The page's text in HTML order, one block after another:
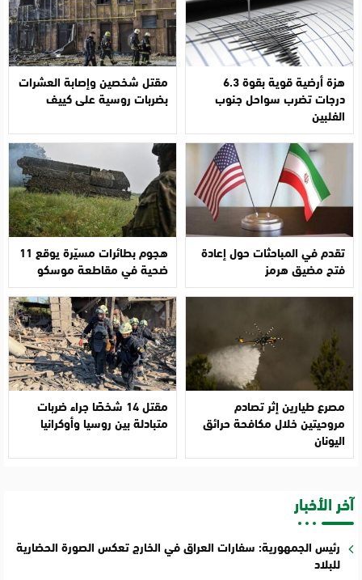
هزة أرضية قوية بقوة 6.3
درجات تضرب سواحل جنوب
الفلبين
مقتل شخصين وإصابة العشرات
بضربات روسية على كييف
تقدم في المباحثات حول إعادة
فتح مضيق هرمز
هجوم بطائرات مسيّرة يوقع 11
ضحية في مقاطعة موسكو
مصرع طيارين إثر تصادم
مروحيتين خلال مكافحة حرائق
اليونان
مقتل 14 شخصًا جراء ضربات
متبادلة بين روسيا وأوكرانيا
آخر الأخبار
رئيس الجمهورية: سفارات العراق في الخارج تعكس الصورة الحضارية
للبلاد